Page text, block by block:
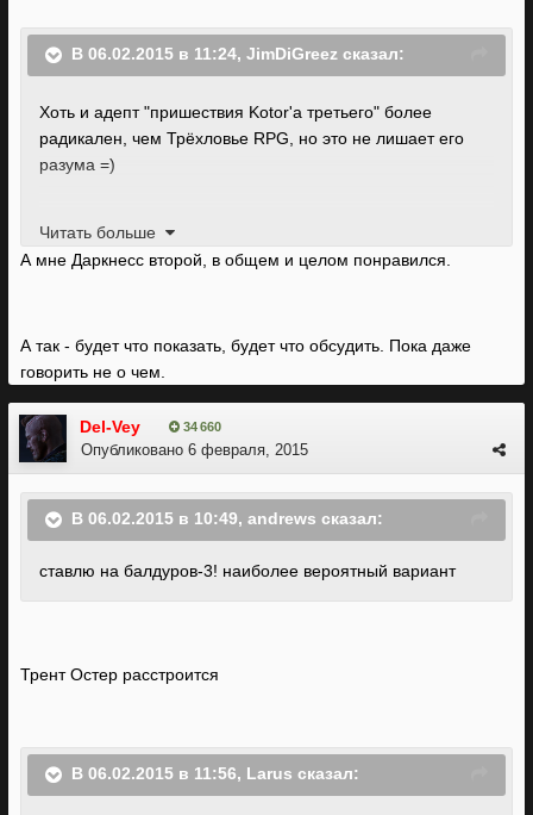
В 06.02.2015 в 11:24, JimDiGreez сказал:
Хоть и адепт "пришествия Kotor'a третьего" более
радикален, чем Трёхловье RPG, но это не лишает его
разума =)
По сабжу: остаётся надеяться, что новые сотрудники
Читать больше
А мне Даркнесс второй, в общем и целом понравился.
А так - будет что показать, будет что обсудить. Пока даже
говорить не о чем.
Del-Vey 34 660
Опубликовано 6 февраля, 2015
В 06.02.2015 в 10:49, andrews сказал:
ставлю на балдуров-3! наиболее вероятный вариант
Трент Остер расстроится
В 06.02.2015 в 11:56, Larus сказал: